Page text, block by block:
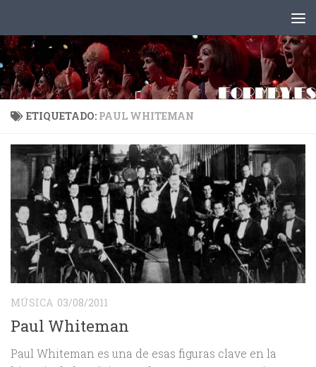
ETIQUETADO: PAUL WHITEMAN
MÚSICA 03/08/2011
Paul Whiteman
Paul Whiteman es una de esas figuras clave en la